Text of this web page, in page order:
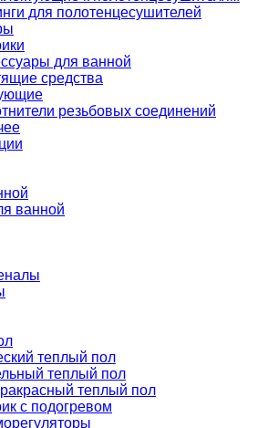
для полотенцесушителей
для ванной
средства
резьбовых соединений
ванной
теплый пол
теплый пол
теплый пол
с подогревом